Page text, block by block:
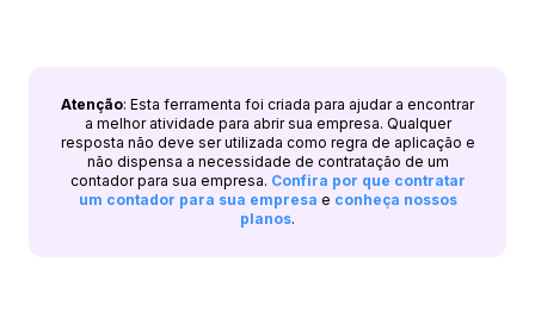
Atenção: Esta ferramenta foi criada para ajudar a encontrar
a melhor atividade para abrir sua empresa. Qualquer
resposta não deve ser utilizada como regra de aplicação e
não dispensa a necessidade de contratação de um
contador para sua empresa. Confira por que contratar
um contador para sua empresa e conheça nossos
planos.